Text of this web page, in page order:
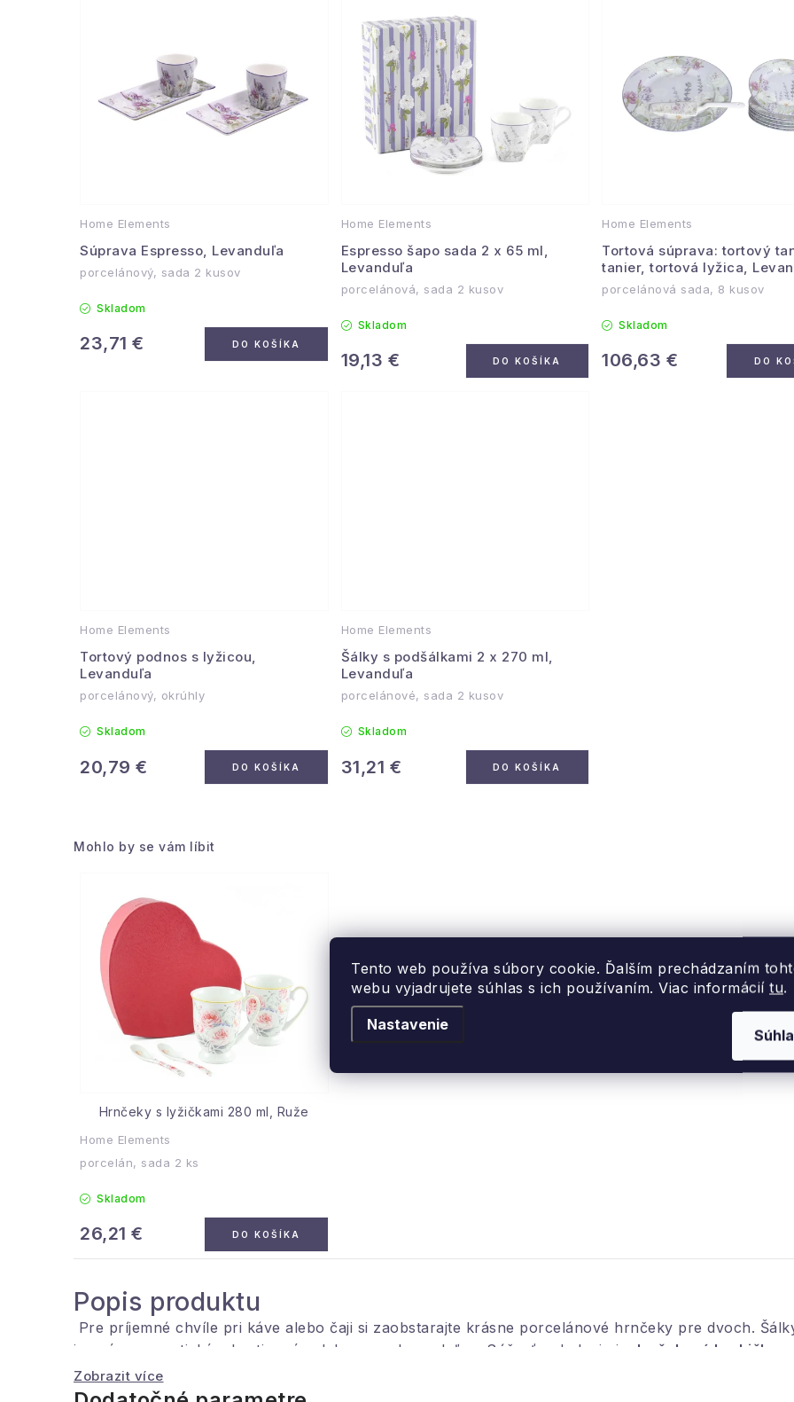
Tento web používa súbory cookie. Ďalším prechádzaním
webu vyjadrujete súhlas s ich používaním. Viac informácií tu.
Nastavenie
Mohlo by se vám líbit
Hrnčeky s lyžičkami 280 ml, Ruže
Home Elements
porcelán, sada 2 ks
Skladom
26,21 € DO KOŠÍKA
Popis produktu
Pre príjemné chvíle pri káve alebo čaji si zaobstarajte krásne porcelánové hrnčeky pre dvoch.
jemným romantickým kvetinovým dekorom s levanduľou. Súčasťou balenia je
darčeková krabička
Zobrazit více
Home Elements
Súprava Espresso, Levanduľa
porcelánový, sada 2 kusov
Skladom
23,71 € DO KOŠÍKA
Home Elements
Espresso šapo sada 2 x 65 ml,
Levanduľa
porcelánová, sada 2 kusov
Skladom
19,13 € DO KOŠÍKA
Home Elements
Tortová súprava: tortový
tanier, tortová lyžica,
porcelánová sada, 8 kusov
Skladom
106,63 € DO
Home Elements
Tortový podnos s lyžicou,
Levanduľa
porcelánový, okrúhly
Skladom
20,79 € DO KOŠÍKA
Home Elements
Šálky s podšálkami 2 x 270 ml,
Levanduľa
porcelánové, sada 2 kusov
Skladom
31,21 € DO KOŠÍKA